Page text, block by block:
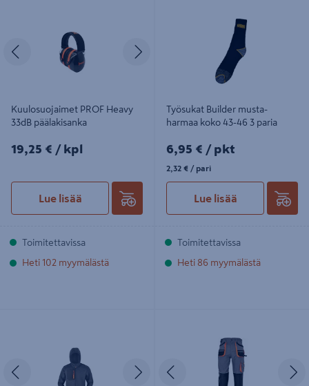
Edellinen
Kuulosuojaimet PROF Heavy
33dB päälakisanka
19,25€/kpl
19,25 € / kpl
Lue lisää
Toimitettavissa
Heti 102 myymälästä
Työsukat Builder musta-
harmaa koko 43-46 3 paria
6,95€/pkt
6,95 € / pkt
2,32€/pari
2,32 € / pari
Lue lisää
Toimitettavissa
Heti 86 myymälästä
Edellinen Seuraava